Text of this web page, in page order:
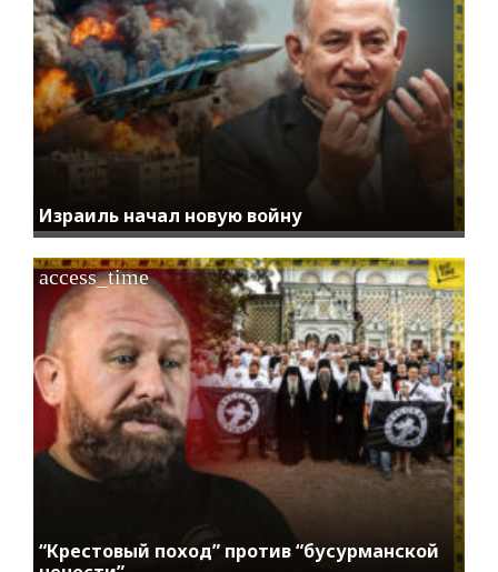
Израиль начал новую войну
“Крестовый поход” против “бусурманской
access_time